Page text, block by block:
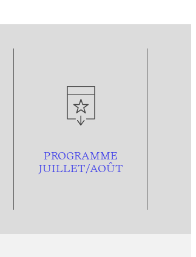
PROGRAMME
JUILLET/AOÛT